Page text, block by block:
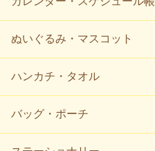
ぬいぐるみ・マスコット
ハンカチ・タオル
バッグ・ポーチ